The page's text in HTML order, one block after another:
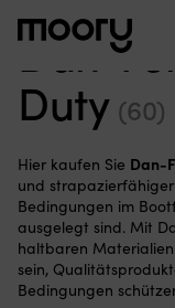
Suchen
nach:
Dan-
Duty (60)
Hier kaufen Sie Dan-
und
Bedingungen im
ausgelegt sind. Mit
haltbaren
sein,
Bedingungen